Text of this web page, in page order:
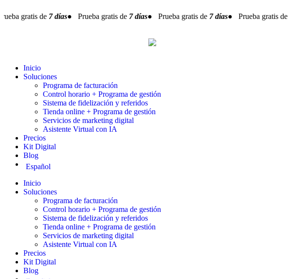
gratis de7 días● Prueba gratis de7 días● Prueba gratis de7 días● Prueba gratis de
Inicio
Soluciones
Programa de facturación
Control horario + Programa de gestión
Sistema de fidelización y referidos
Tienda online + Programa de gestión
Servicios de marketing digital
Asistente Virtual con IA
Precios
Kit Digital
Blog
Español
Inicio
Soluciones
Programa de facturación
Control horario + Programa de gestión
Sistema de fidelización y referidos
Tienda online + Programa de gestión
Servicios de marketing digital
Asistente Virtual con IA
Precios
Kit Digital
Blog